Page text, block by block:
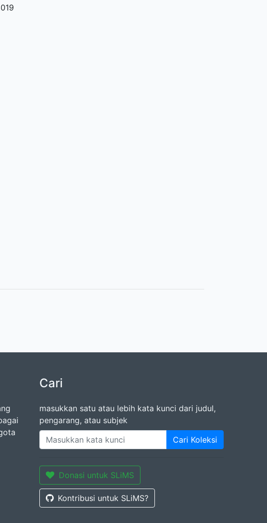
Cari
masukkan satu atau lebih kata kunci dari judul,
pengarang, atau subjek
Cari Koleksi
Donasi untuk SLiMS
Kontribusi untuk SLiMS?